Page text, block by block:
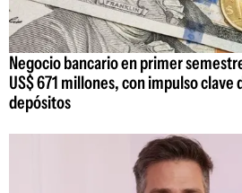
Negocio bancario en primer
US$ 671 millones, con impulso clave
depósitos